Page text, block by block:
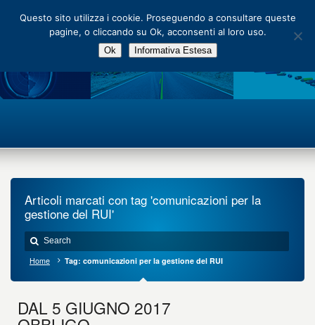
Main Menu
Articoli marcati con tag 'comunicazioni per la
gestione del RUI'
Home Tag: comunicazioni per la gestione del RUI
DAL 5 GIUGNO 2017
Questo sito utilizza i cookie. Proseguendo a consultare queste
pagine, o cliccando su Ok, acconsenti al loro uso.
Ok Informativa Estesa